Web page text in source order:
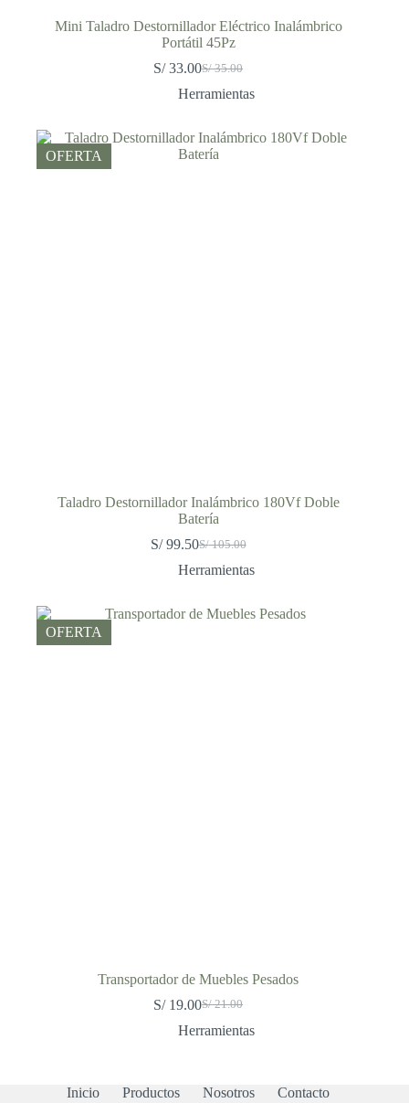
Mini Taladro Destornillador Eléctrico Inalámbrico
Portátil 45Pz
S/35.00
El
precio
S/ 35.00.
S/33.00El
precio
S/ 33.00.
Herramientas
OFERTA
Taladro Destornillador Inalámbrico 180Vf Doble
Batería
S/105.00
El
precio
S/ 105.00.
S/99.50El
precio
S/ 99.50.
Herramientas
OFERTA
Transportador de Muebles Pesados
S/21.00
El
precio
S/19.00El
precio
Herramientas
Inicio Productos Nosotros Contacto